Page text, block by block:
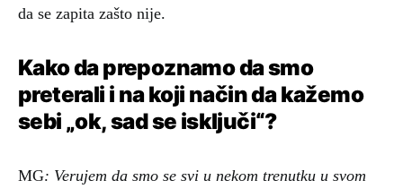
da se zapita zašto nije.
Kako da prepoznamo da smo
preterali i na koji način da kažemo
sebi „ok, sad se isključi“?
MG: Verujem da smo se svi u nekom trenutku u svom